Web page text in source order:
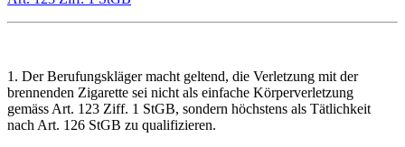
1. Der Berufungskläger macht geltend, die Verletzung mit der
brennenden Zigarette sei nicht als einfache Körperverletzung
gemäss Art. 123 Ziff. 1 StGB, sondern höchstens als Tätlichkeit
nach Art. 126 StGB zu qualifizieren.